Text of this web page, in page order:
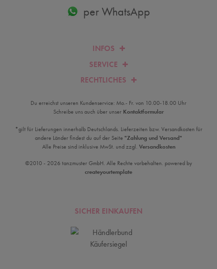
INFOS
SERVICE
RECHTLICHES
per WhatsApp
Du erreichst unseren Kundenservice: Mo.- Fr. von 10.00-18.00 Uhr
Schreibe uns auch über unser Kontaktformular
*gilt für Lieferungen innerhalb Deutschlands. Lieferzeiten bzw. Versandkosten für
andere Länder findest du auf der Seite "Zahlung und Versand"
Alle Preise sind inklusive MwSt. und zzgl. Versandkosten
©2010 - 2026 tanzmuster GmbH. Alle Rechte vorbehalten. powered by
createyourtemplate
SICHER EINKAUFEN